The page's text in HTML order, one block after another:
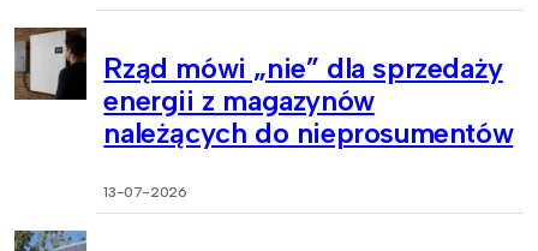
Rząd mówi „nie” dla sprzedaży
energii z magazynów
należących do nieprosumentów
13-07-2026